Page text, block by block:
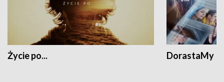
Życie po... DorastaMy